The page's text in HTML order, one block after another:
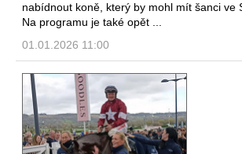
nabídnout koně, který by mohl mít šanci ve
Na programu je také opět ...
01.01.2026 11:00